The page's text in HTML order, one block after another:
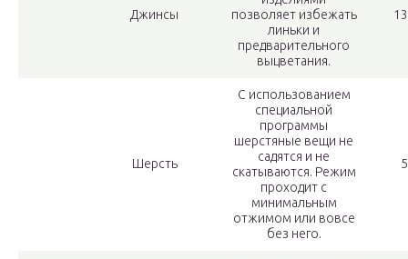
Джинсы
позволяет избежать
линьки и
предварительного
выцветания.
Шерсть
С использованием
специальной
программы
шерстяные вещи не
садятся и не
скатываются. Режим
проходит с
минимальным
отжимом или вовсе
без него.